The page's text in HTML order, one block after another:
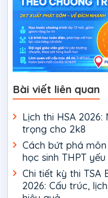
Bài viết liên quan
Lịch thi HSA
trọng cho 2k8
Cách bứt phá
học sinh THPT
Chi tiết kỳ thi TSA
2026: Cấu trúc,